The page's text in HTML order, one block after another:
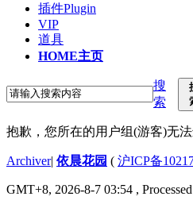
插件Plugin
VIP
道具
HOME主页
搜
索
抱歉，您所在的用户组(游客)无
Archiver| 依晨花园 ( 沪ICP备
GMT+8, 2026-8-7 03:54 ,